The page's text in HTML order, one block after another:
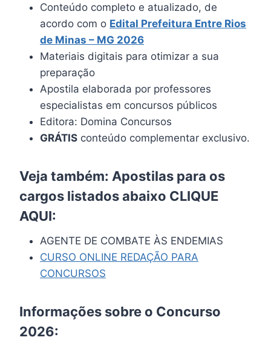
Conteúdo completo e atualizado, de
acordo com o Edital Prefeitura Entre Rios
de Minas – MG 2026
Materiais digitais para otimizar a sua
preparação
Apostila elaborada por professores
especialistas em concursos públicos
Editora: Domina Concursos
GRÁTIS conteúdo complementar exclusivo.
Veja também: Apostilas para os
cargos listados abaixo CLIQUE
AQUI:
AGENTE DE COMBATE ÀS ENDEMIAS
CURSO ONLINE REDAÇÃO PARA
CONCURSOS
Informações sobre o Concurso
2026: